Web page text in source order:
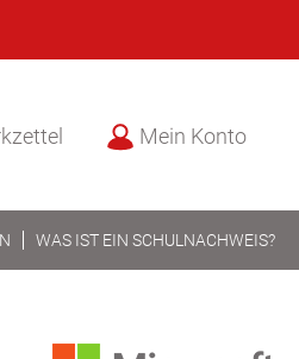
Mein Konto
WAS IST EIN SCHULNACHWEIS?